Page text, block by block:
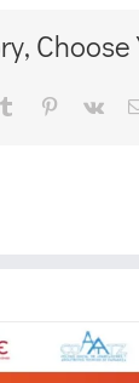
Choose
Tumblr Pinterest
Vk